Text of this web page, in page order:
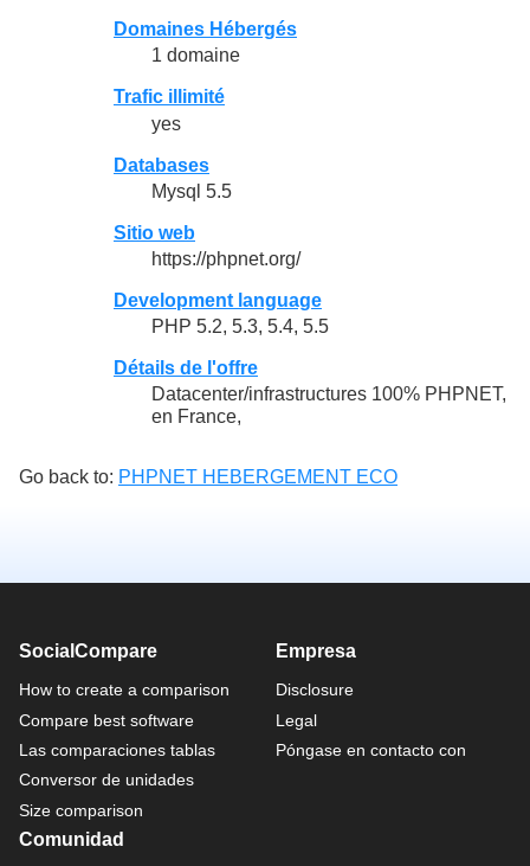
Domaines Hébergés
1 domaine
Trafic illimité
yes
Databases
Mysql 5.5
Sitio web
https://phpnet.org/
Development language
PHP 5.2, 5.3, 5.4, 5.5
Détails de l'offre
Datacenter/infrastructures 100% PHPNET,
en France,
Go back to: PHPNET HEBERGEMENT ECO
SocialCompare
How to create a comparison
Compare best software
Las comparaciones tablas
Conversor de unidades
Size comparison
Empresa
Disclosure
Legal
Póngase en contacto con
Comunidad